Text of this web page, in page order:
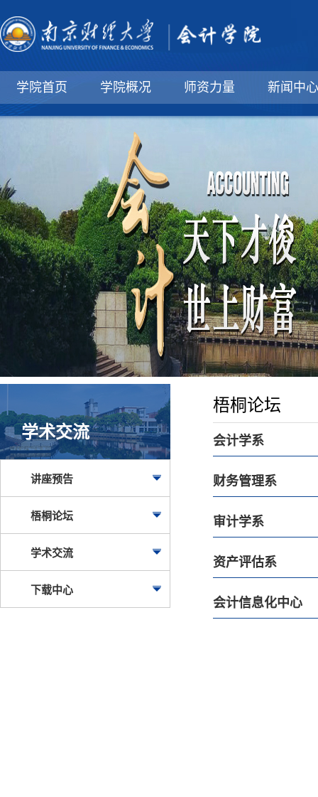
学院首页 学院概况 师资力量 新闻中心
学术交流
讲座预告
梧桐论坛
学术交流
下载中心
梧桐论坛
会计学系
财务管理系
审计学系
资产评估系
会计信息化中心